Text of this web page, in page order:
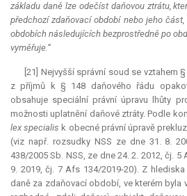
základu daně lze odečíst daňovou ztrátu,
předchozí zdaňovací období nebo jeho
obdobích následujících bezprostředně po
vyměřuje.“
[21] Nejvyšší správní soud se vztahem
z příjmů k § 148 daňového řádu
obsahuje speciální právní úpravu lhůty
možnosti uplatnění daňové ztráty. Podle
lex specialis k obecné právní úpravě
(viz např. rozsudky NSS ze dne 31. 8.
438/2005 Sb. NSS, ze dne 24. 2. 2012, čj.
9. 2019, čj. 7 Afs 134/2019-20). Z
daně za zdaňovací období, ve kterém byla